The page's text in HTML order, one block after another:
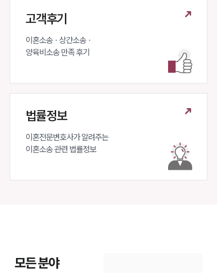
고객후기
이혼소송 · 상간소송 ·
양육비소송 만족 후기
법률정보
이혼전문변호사가 알려주는
이혼소송 관련 법률정보
모든 분야